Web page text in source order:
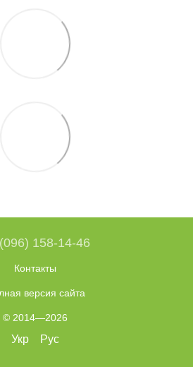
158-14-46
Контакты
версия сайта
© 2014—2026
Укр Рус